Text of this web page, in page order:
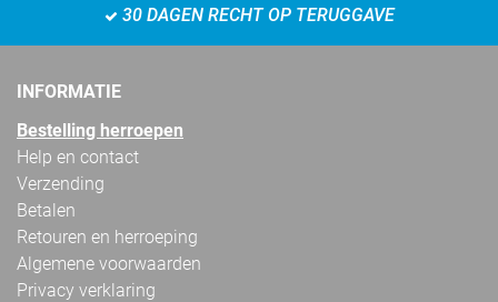
30 DAGEN RECHT OP TERUGGAVE
INFORMATIE
Bestelling herroepen
Help en contact
Verzending
Betalen
Retouren en herroeping
Algemene voorwaarden
Privacy verklaring